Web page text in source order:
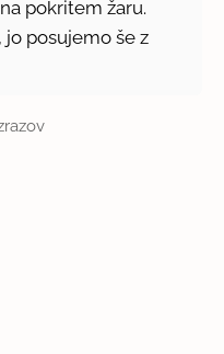
pokritem žaru.
posujemo še z